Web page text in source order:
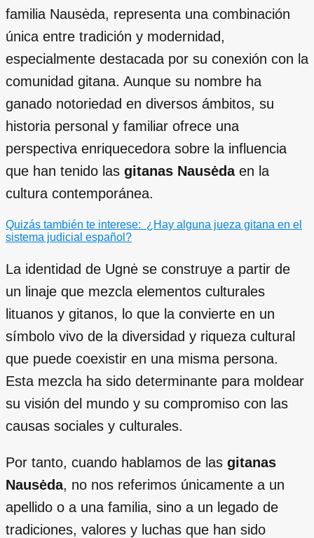
familia Nausėda, representa una combinación
única entre tradición y modernidad,
especialmente destacada por su conexión con la
comunidad gitana. Aunque su nombre ha
ganado notoriedad en diversos ámbitos, su
historia personal y familiar ofrece una
perspectiva enriquecedora sobre la influencia
que han tenido las gitanas Nausėdaen la
cultura contemporánea.
Quizás también te interese: ¿Hay alguna jueza gitana en el
sistema judicial español?
La identidad de Ugnė se construye a partir de
un linaje que mezcla elementos culturales
lituanos y gitanos, lo que la convierte en un
símbolo vivo de la diversidad y riqueza cultural
que puede coexistir en una misma persona.
Esta mezcla ha sido determinante para moldear
su visión del mundo y su compromiso con las
causas sociales y culturales.
Por tanto, cuando hablamos de las gitanas
Nausėda, no nos referimos únicamente a un
apellido o a una familia, sino a un legado de
tradiciones, valores y luchas que han sido